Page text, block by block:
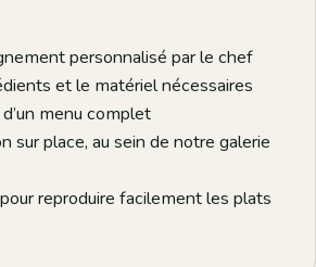
personnalisé par le chef
et le matériel nécessaires
menu complet
sur place, au sein de notre galerie
reproduire facilement les plats